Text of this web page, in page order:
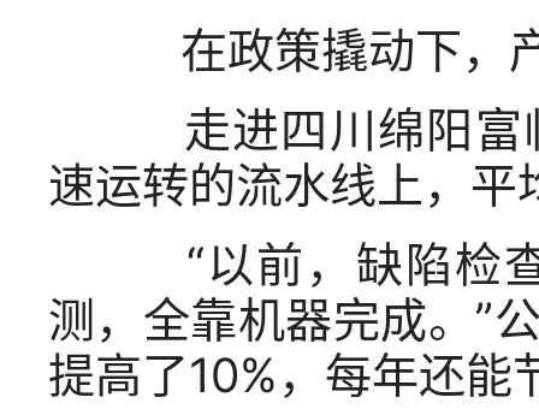
在政策撬动下，产
走进四川绵阳富
速运转的流水线上，
“以前，缺陷检查
测，全靠机器完成。”
提高了10%，每年还